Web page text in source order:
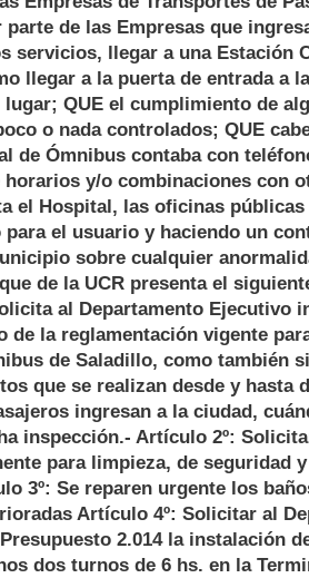
de las Empresas que
servicios, llegar a una Estación
llegar a la puerta de entrada a
QUE el cumplimiento de
o nada controlados; QUE
de Ómnibus contaba con
y/o combinaciones con
el Hospital, las oficinas
el usuario y haciendo un
sobre cualquier
de la UCR presenta el
al Departamento Ejecutivo
de la reglamentación vigente
de Saladillo, como también
que se realizan desde y hasta
ingresan a la ciudad,
inspección.- Artículo 2º:
para limpieza, de seguridad
3º: Se reparen urgente los
Artículo 4º: Solicitar al
2.014 la instalación
dos turnos de 6 hs. en la